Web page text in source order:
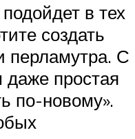
в тех
создать
перламутра. С
простая
по-новому».